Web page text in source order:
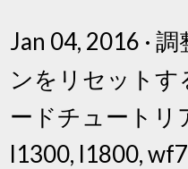
Jan 04, 2016 ·
ンをリセットす
ードチュートリ
l1300, l1800,